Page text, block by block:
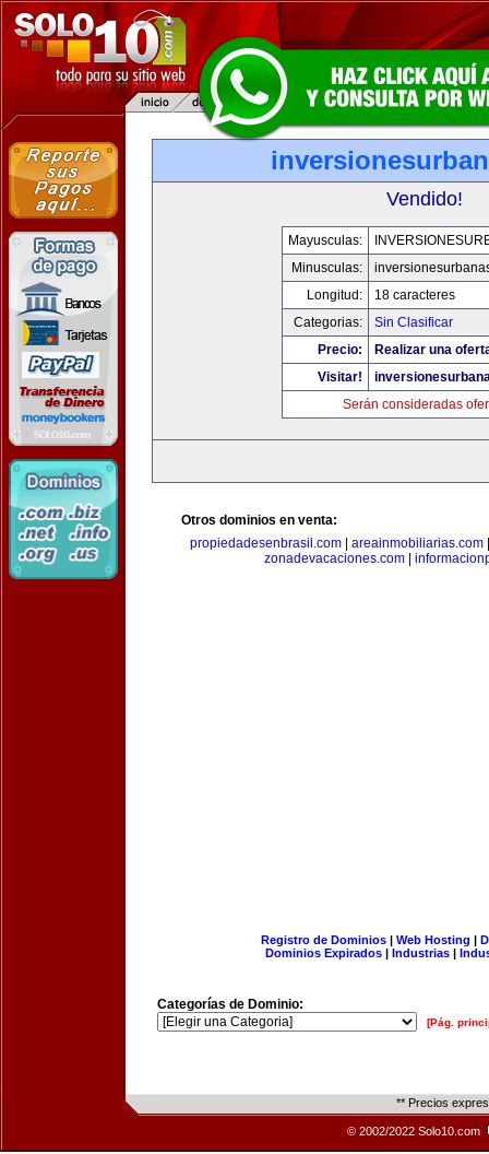
Vendido!
Mayusculas:
Minusculas:
Longitud:
18 caracteres
Categorias:
Sin Clasificar
Precio:
Realizar una
Visitar!
Serán consideradas
Otros dominios en venta:
propiedadesenbrasil.com
areainmobiliarias.com
zonadevacaciones.com|
Registro de Dominios| Web Hosting |
Dominios Expirados | Industrias |
Categorías de Dominio:
[Pág.
** Precios
© 2002/2022 Solo10.com